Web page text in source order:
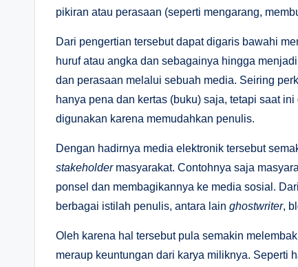
pikiran atau perasaan (seperti mengarang,
Dari pengertian tersebut dapat digaris bawahi
huruf atau angka dan sebagainya hingga
dan perasaan melalui sebuah media. Seiring
hanya pena dan kertas (buku) saja, tetapi saat
digunakan karena memudahkan penulis.
Dengan hadirnya media elektronik tersebut
stakeholdermasyarakat. Contohnya saja
ponsel dan membagikannya ke media sosial.
berbagai istilah penulis, antara lain ghostwriter,
Oleh karena hal tersebut pula semakin
meraup keuntungan dari karya miliknya. Seperti